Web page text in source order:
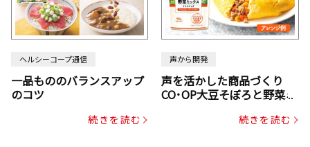
ヘルシーコープ通信
一品もののバランスアップ
のコツ
続きを読む
声から開発
声を活かした商品づくり
CO･OP大豆そぼろと野菜ミ
じん・コーン入り）続きを読む